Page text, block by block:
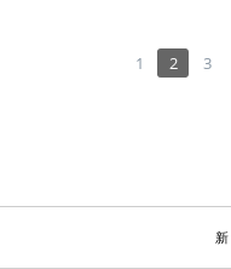
1 2 3